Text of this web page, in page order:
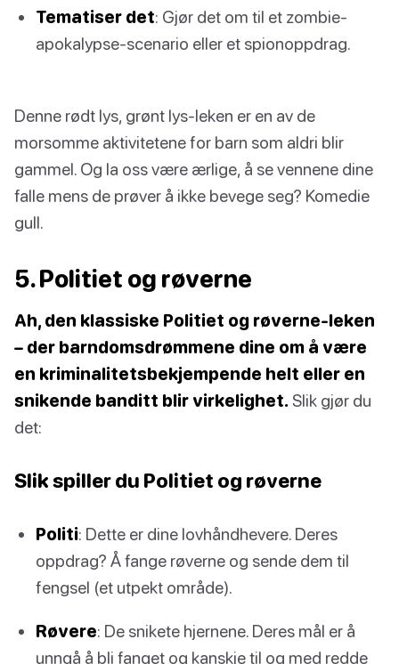
Tematiser det: Gjør det om til et zombie-
apokalypse-scenario eller et spionoppdrag.
Denne rødt lys, grønt lys-leken er en av de
morsomme aktivitetene for barn som aldri blir
gammel. Og la oss være ærlige, å se vennene dine
falle mens de prøver å ikke bevege seg? Komedie
gull.
5. Politiet og røverne
Ah, den klassiske Politiet og røverne-leken
– der barndomsdrømmene dine om å være
en kriminalitetsbekjempende helt eller en
snikende banditt blir virkelighet. Slik gjør du
det:
Slik spiller du Politiet og røverne
Politi: Dette er dine lovhåndhevere. Deres
oppdrag? Å fange røverne og sende dem til
fengsel (et utpekt område).
Røvere: De snikete hjernene. Deres mål er å
unngå å bli fanget og kanskje til og med redde